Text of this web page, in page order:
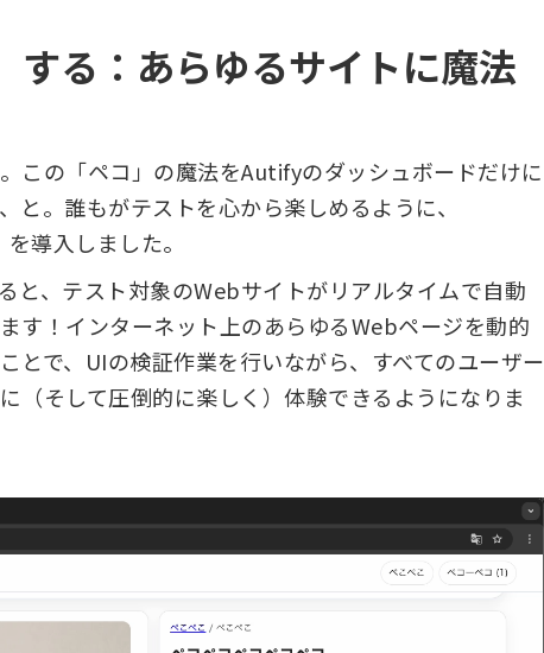
する：あらゆるサイトに魔法
この「ペコ」の魔法をAutifyのダッシュボードだけに
と。誰もがテストを心から楽しめるように、
導入しました。
と、テスト対象のWebサイトがリアルタイムで自動
す！インターネット上のあらゆるWebページを動的
とで、UIの検証作業を行いながら、すべてのユーザー
（そして圧倒的に楽しく）体験できるようになりま